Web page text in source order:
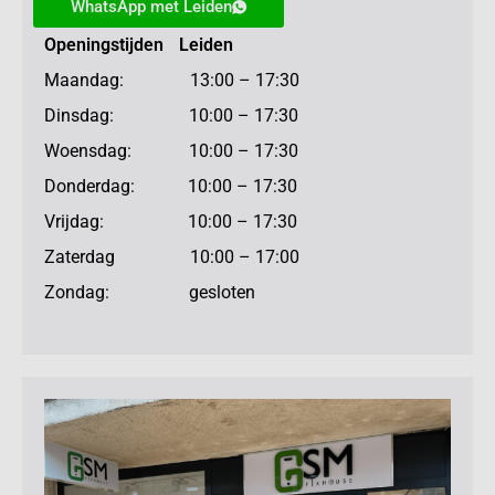
WhatsApp met Leiden
Openingstijden Leiden
Maandag: 13:00 – 17:30
Dinsdag: 10:00 – 17:30
Woensdag: 10:00 – 17:30
Donderdag: 10:00 – 17:30
Vrijdag: 10:00 – 17:30
Zaterdag 10:00 – 17:00
Zondag: gesloten